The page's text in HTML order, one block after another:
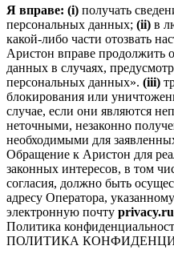
Я вправе: (i) получать
персональных данных; (ii) в
какой-либо части отозвать
Аристон вправе продолжить
данных в случаях,
персональных данных». (iii)
блокирования или
случае, если они являются
неточными, незаконно
необходимыми для
Обращение к Аристон для
законных интересов, в том
согласия, должно быть
адресу Оператора,
электронную почту
Политика
ПОЛИТИКА